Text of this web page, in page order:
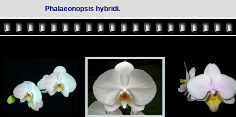
Phalaeonopsis hybridi.